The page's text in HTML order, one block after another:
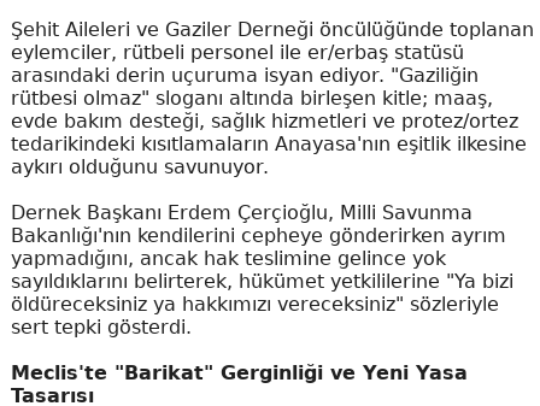
Şehit Aileleri ve Gaziler Derneği öncülüğünde toplanan
eylemciler, rütbeli personel ile er/erbaş statüsü
arasındaki derin uçuruma isyan ediyor. "Gaziliğin
rütbesi olmaz" sloganı altında birleşen kitle; maaş,
evde bakım desteği, sağlık hizmetleri ve protez/ortez
tedarikindeki kısıtlamaların Anayasa'nın eşitlik ilkesine
aykırı olduğunu savunuyor.
Dernek Başkanı Erdem Çerçioğlu, Milli Savunma
Bakanlığı'nın kendilerini cepheye gönderirken ayrım
yapmadığını, ancak hak teslimine gelince yok
sayıldıklarını belirterek, hükümet yetkililerine "Ya bizi
öldüreceksiniz ya hakkımızı vereceksiniz" sözleriyle
sert tepki gösterdi.
Meclis'te "Barikat" Gerginliği ve Yeni Yasa
Tasarısı